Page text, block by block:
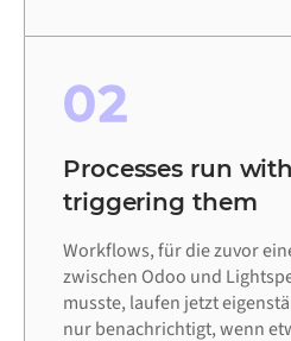
02
Processes run
triggering them
Workflows, für die zuvor
zwischen Odoo und
musste, laufen jetzt
nur benachrichtigt, wenn